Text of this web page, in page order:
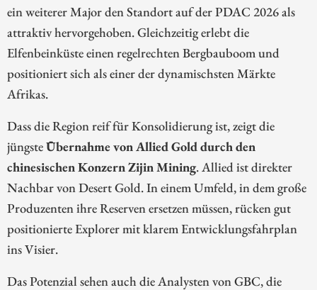
ein weiterer Major den Standort auf der PDAC 2026 als
attraktiv hervorgehoben. Gleichzeitig erlebt die
Elfenbeinküste einen regelrechten Bergbauboom und
positioniert sich als einer der dynamischsten Märkte
Afrikas.
Dass die Region reif für Konsolidierung ist, zeigt die
jüngsteÜbernahme von Allied Gold durch den
chinesischen Konzern Zijin Mining. Allied ist direkter
Nachbar von Desert Gold. In einem Umfeld, in dem große
Produzenten ihre Reserven ersetzen müssen, rücken gut
positionierte Explorer mit klarem Entwicklungsfahrplan
ins Visier.
Das Potenzial sehen auch die Analysten von GBC, die